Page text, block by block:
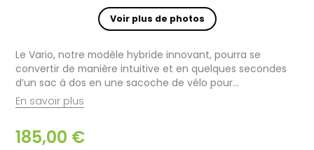
Voir plus de photos
Le Vario, notre modèle hybride innovant, pourra se
convertir de manière intuitive et en quelques secondes
d’un sac à dos en une sacoche de vélo pour...
En savoir plus
185,00 €